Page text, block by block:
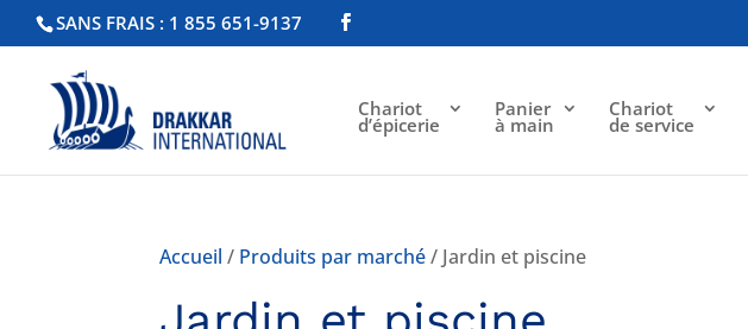
SANS FRAIS : 1 855 651-9137
Chariot
d’épicerie
Panier
à main
Chariot
de service
Accueil / Produits par marché/ Jardin et piscine